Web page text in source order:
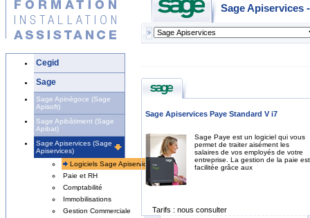
Cegid
Sage
Sage Apinégoce (Sage
Apisoft)
Sage Apibâtiment (Sage
Apibat)
Sage Apiservices (Sage
Apiservices)
Logiciels Sage Apiservices
Paie et RH
Comptabilité
Immobilisations
Gestion Commerciale
Sage Apiservices
Sage Apiservices Paye Standard V i7
Sage Paye est un logiciel qui vous
permet de traiter aisément les
salaires de vos employés de votre
entreprise. La gestion de la paie est
facilitée grâce aux
Tarifs : nous consulter